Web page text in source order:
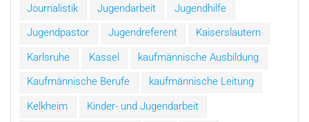
Journalistik
Jugendarbeit
Jugendhilfe
Jugendpastor
Jugendreferent
Kaiserslautern
Karlsruhe
Kassel
kaufmännische Ausbildung
Kaufmännische Berufe
kaufmännische Leitung
Kelkheim
Kinder- und Jugendarbeit